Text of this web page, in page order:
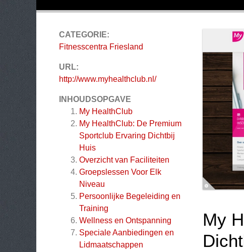
CATEGORIE:
Fitnesscentra Friesland
URL:
http://www.myhealthclub.nl/
INHOUDSOPGAVE
My HealthClub
My HealthClub: De Premium
Sportclub Ervaring Dichtbij
Huis
Overzicht van Faciliteiten
Groepslessen Voor Elk
Niveau
Persoonlijke Begeleiding en
Training
Wellness en Ontspanning
Speciale Aanbiedingen en
Lidmaatschappen
My